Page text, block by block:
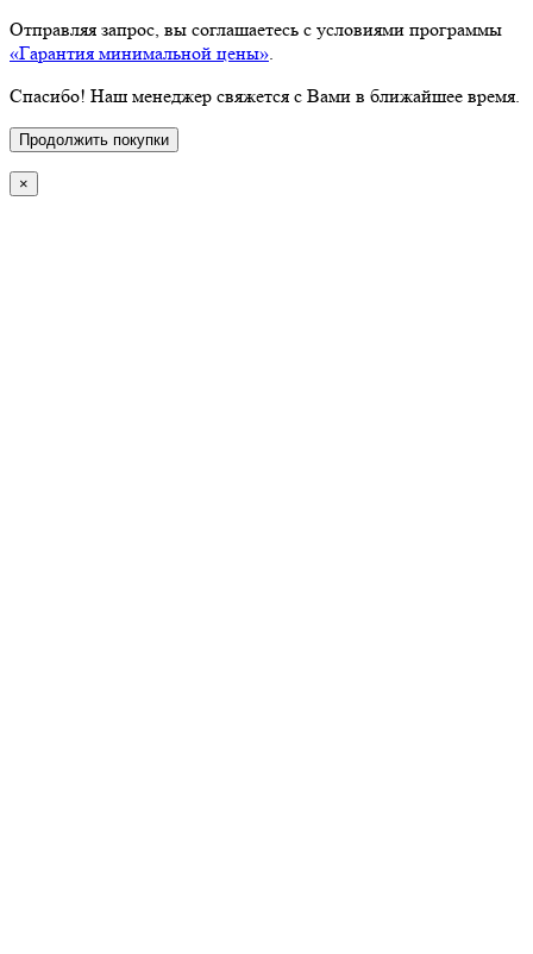
Отправляя запрос, вы соглашаетесь с условиями программы
«Гарантия минимальной цены».
Спасибо! Наш менеджер свяжется с Вами в ближайшее время.
Продолжить покупки
×